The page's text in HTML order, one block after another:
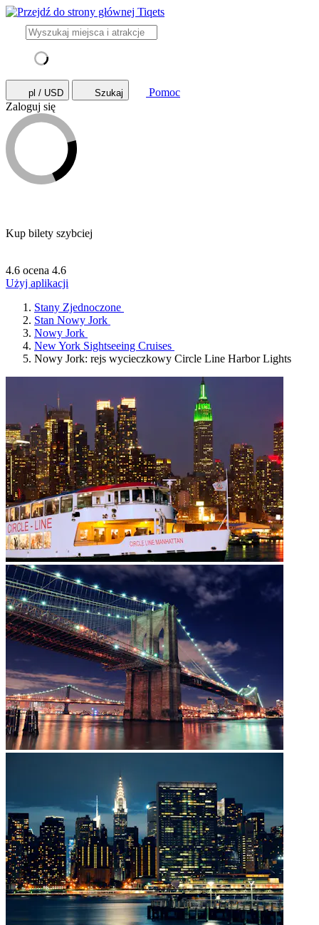
pl / USD Szukaj
Pomoc
Zaloguj się
Kup bilety szybciej
4.6 ocena 4.6
Użyj aplikacji
Stany Zjednoczone
Stan Nowy Jork
Nowy Jork
New York Sightseeing Cruises
Nowy Jork: rejs wycieczkowy Circle Line Harbor Lights